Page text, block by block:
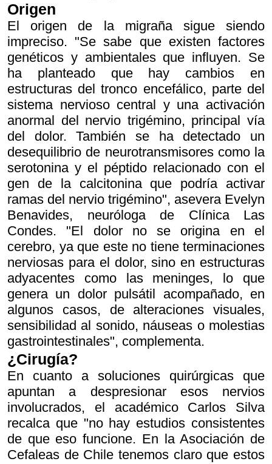
Origen
El origen de la migraña sigue siendo
impreciso. "Se sabe que existen factores
genéticos y ambientales que influyen. Se
ha planteado que hay cambios en
estructuras del tronco encefálico, parte del
sistema nervioso central y una activación
anormal del nervio trigémino, principal vía
del dolor. También se ha detectado un
desequilibrio de neurotransmisores como la
serotonina y el péptido relacionado con el
gen de la calcitonina que podría activar
ramas del nervio trigémino", asevera Evelyn
Benavides, neuróloga de Clínica Las
Condes. "El dolor no se origina en el
cerebro, ya que este no tiene terminaciones
nerviosas para el dolor, sino en estructuras
adyacentes como las meninges, lo que
genera un dolor pulsátil acompañado, en
algunos casos, de alteraciones visuales,
sensibilidad al sonido, náuseas o molestias
gastrointestinales", complementa.
¿Cirugía?
En cuanto a soluciones quirúrgicas que
apuntan a despresionar esos nervios
involucrados, el académico Carlos Silva
recalca que "no hay estudios consistentes
de que eso funcione. En la Asociación de
Cefaleas de Chile tenemos claro que estos